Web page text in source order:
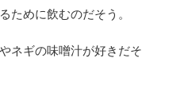
ために飲むのだそう。
ネギの味噌汁が好きだそ